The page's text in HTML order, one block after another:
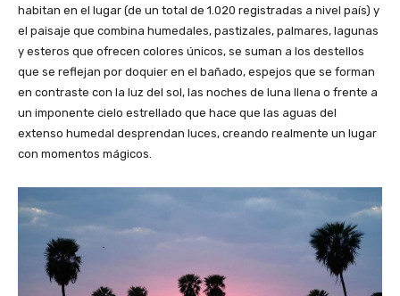
habitan en el lugar (de un total de 1.020 registradas a nivel país) y
el paisaje que combina humedales, pastizales, palmares, lagunas
y esteros que ofrecen colores únicos, se suman a los destellos
que se reflejan por doquier en el bañado, espejos que se forman
en contraste con la luz del sol, las noches de luna llena o frente a
un imponente cielo estrellado que hace que las aguas del
extenso humedal desprendan luces, creando realmente un lugar
con momentos mágicos.